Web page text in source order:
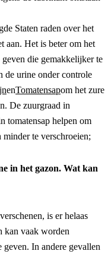
Staten raden over het
aan. Het is beter om het
die gemakkelijker te
de urine onder controle
enTomatensapom het zure
De zuurgraad in
tomatensap helpen om
minder te verschroeien;
in het gazon. Wat kan
is er helaas
kan vaak worden
In andere gevallen